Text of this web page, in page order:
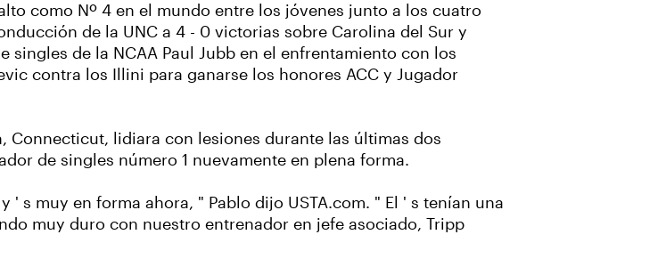
como Nº 4 en el mundo entre los jóvenes junto a los cuatro
de la UNC a 4 - 0 victorias sobre Carolina del Sur y
singles de la NCAA Paul Jubb en el enfrentamiento con los
contra los Illini para ganarse los honores ACC y Jugador
Connecticut, lidiara con lesiones durante las últimas dos
de singles número 1 nuevamente en plena forma.
s muy en forma ahora, " Pablo dijo USTA.com. " El ' s tenían una
muy duro con nuestro entrenador en jefe asociado, Tripp